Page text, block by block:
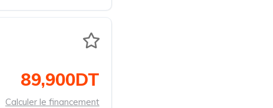
89,900DT
Calculer le financement